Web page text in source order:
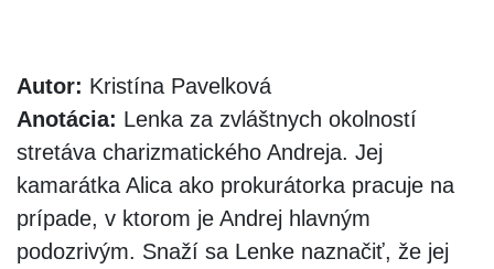
Autor: Kristína Pavelková
Anotácia: Lenka za zvláštnych okolností
stretáva charizmatického Andreja. Jej
kamarátka Alica ako prokurátorka pracuje na
prípade, v ktorom je Andrej hlavným
podozrivým. Snaží sa Lenke naznačiť, že jej